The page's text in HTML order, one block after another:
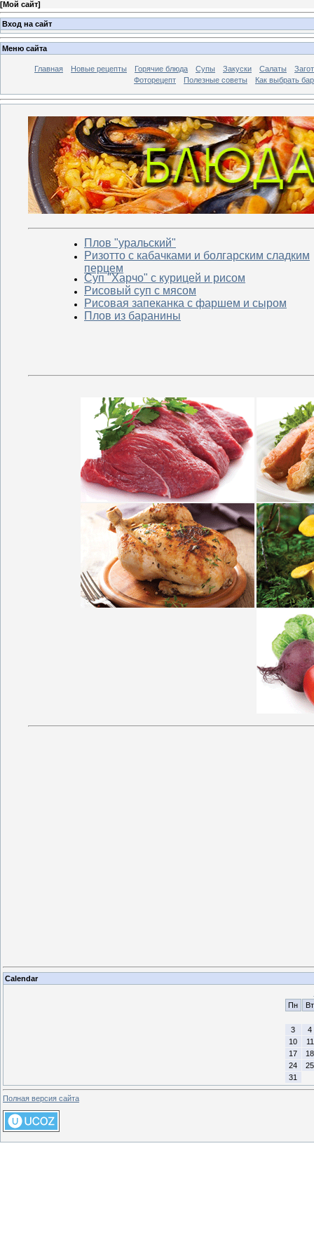
[Мой сайт]
Вход на сайт
Меню сайта
Главная Новые рецепты Горячие блюда Супы Закуски Салаты
Фоторецепт
Полезные советы Как выбрать
Плов "уральский"
Ризотто с кабачками и болгарским сладким
перцем
Суп "Харчо" с курицей и рисом
Рисовый суп с мясом
Рисовая запеканка с фаршем и сыром
Плов из баранины
Calendar
Пн
Вт
3
4
10
11
17
18
24
25
31
Полная версия сайта